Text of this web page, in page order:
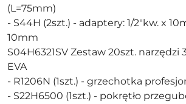
(L=75mm)
- S44H (2szt.) - adaptery: 1/2"kw. x
10mm
S04H6321SV Zestaw 20szt. narzędzi
EVA
- R1206N (1szt.) - grzechotka
- S22H6500 (1szt.) - pokrętło